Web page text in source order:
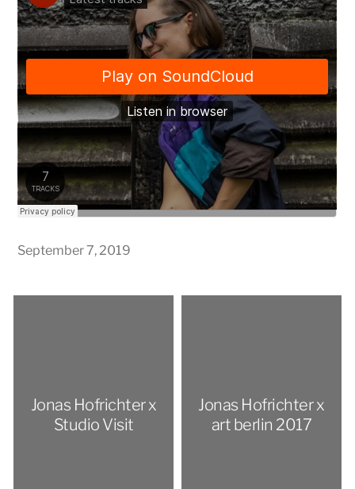
September 7, 2019
Jonas Hofrichter x
Studio Visit
Jonas Hofrichter x
art berlin 2017